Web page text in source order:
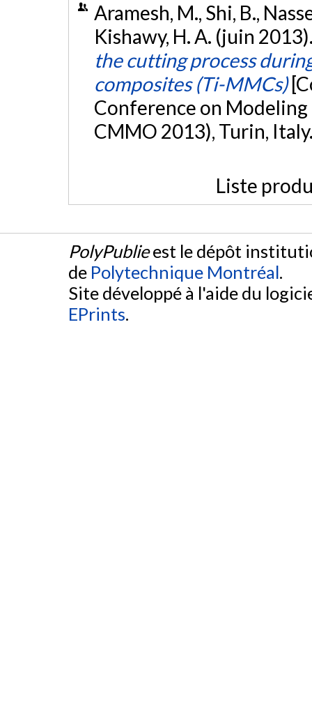
Aramesh, M., Shi, B.,
Kishawy, H. A. (juin
the cutting process
composites (Ti-MMCs)
Conference on
CMMO 2013), Turin,
Liste
PolyPublieest le dépôt
de Polytechnique Montréal.
Site développé à l'aide du
EPrints.